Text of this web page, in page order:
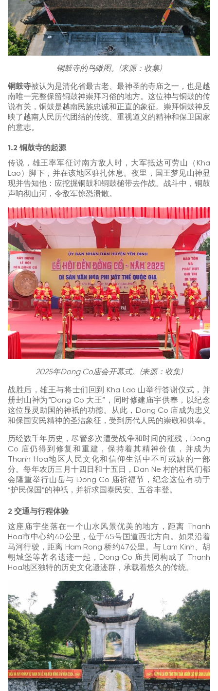
铜鼓寺的鸟瞰图。(来源：收集)
铜鼓寺被认为是清化省最古老、最神圣的寺庙之一，也是越
南唯一完整保留铜鼓神崇拜习俗的地方。这位神与铜鼓的传
说有关，铜鼓是越南民族忠诚和正直的象征。崇拜铜鼓神反
映了越南人民历代团结的传统、重视道义的精神和保卫国家
的意志。
1.2 铜鼓寺的起源
传说，雄王率军征讨南方敌人时，大军抵达可劳山（Kha
Lao）脚下，并在该地区驻扎休息。夜里，国王梦见山神显
现并告知他：应挖掘铜鼓和铜鼓槌带去作战。战斗中，铜鼓
声响彻山河，令敌军惊恐溃散。
2025年Dong Co庙会开幕式。(来源：收集)
战胜后，雄王与将士们回到 Kha Lao 山举行答谢仪式，并
册封山神为“Dong Co 大王”，同时修建庙宇供奉，以纪念
这位显灵助国的神祇的功德。从此，Dong Co 庙成为忠义
和保国安民精神的圣洁象征，受到历代人民的崇敬和供奉。
历经数千年历史，尽管多次遭受战争和时间的摧残，Dong
Co 庙仍得到修复和重建，保持着其精神价值，并成为
Thanh Hoa地区人民文化和信仰生活中不可或缺的一部
分。每年农历三月十四日和十五日，Dan Ne 村的村民们都
会隆重举行山岳与 Dong Co 庙祈福节，纪念这位有功于
“护民保国”的神祇，并祈求国泰民安、五谷丰登。
2 交通与行程体验
这座庙宇坐落在一个山水风景优美的地方，距离 Thanh
Hoa市中心约40公里，位于45号国道西北方向。如果沿着
马河行驶，距离 Ham Rong 桥约47公里。与 Lam Kinh、胡
朝城堡等著名遗迹一起，Dong Co 庙共同构成了 Thanh
Hoa地区独特的历史文化遗迹群，承载着悠久的传统。